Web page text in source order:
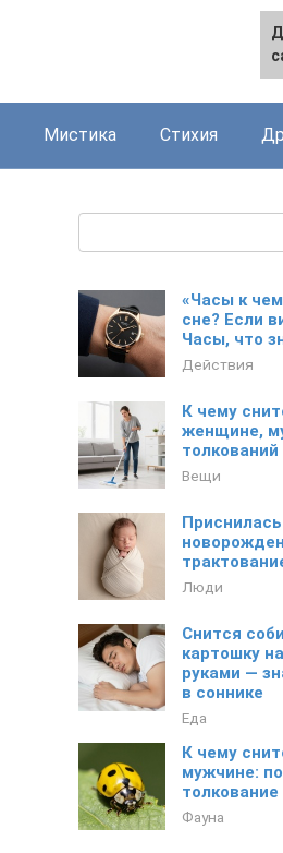
Мистика Стихия
«Часы к
сне? Если
Часы, что
Действия
К чему
женщине,
толкований
Вещи
Приснилась
Люди
Снится
картошку
руками —
в соннике
Еда
К чему
мужчине:
Фауна